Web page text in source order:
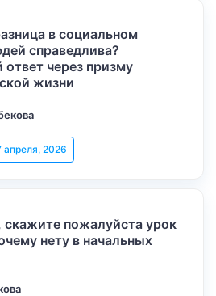
в социальном
справедлива?
ответ через призму
жизни
апреля, 2026
скажите пожалуйста урок
нету в начальных